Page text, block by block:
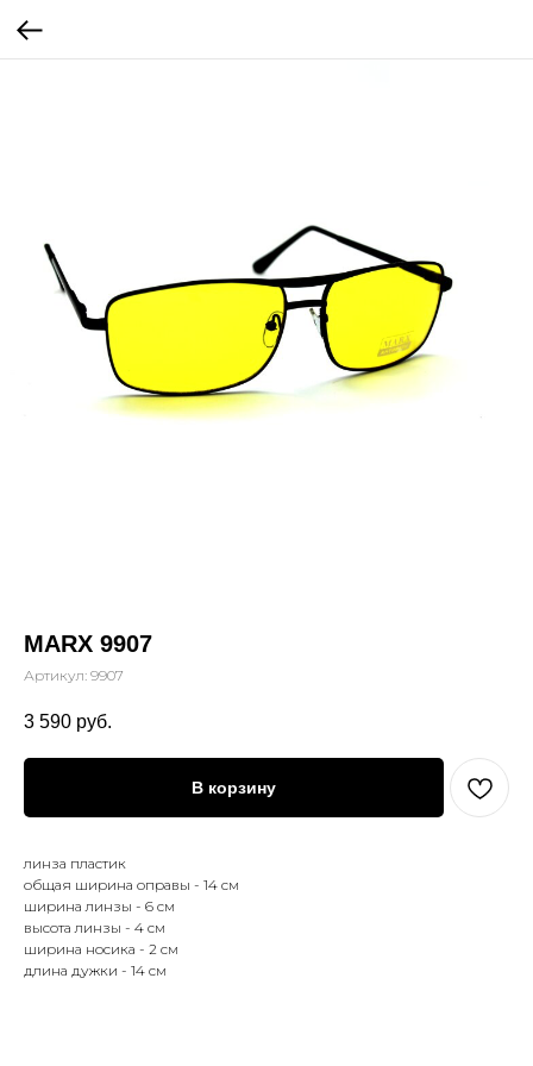
MARX 9907
Артикул: 9907
3 590 руб.
В корзину
линза пластик
общая ширина оправы - 14 см
ширина линзы - 6 см
высота линзы - 4 см
ширина носика - 2 см
длина дужки - 14 см